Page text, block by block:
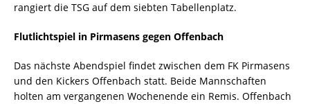
rangiert die TSG auf dem siebten Tabellenplatz.
Flutlichtspiel in Pirmasens gegen Offenbach
Das nächste Abendspiel findet zwischen dem FK Pirmasens
und den Kickers Offenbach statt. Beide Mannschaften
holten am vergangenen Wochenende ein Remis. Offenbach